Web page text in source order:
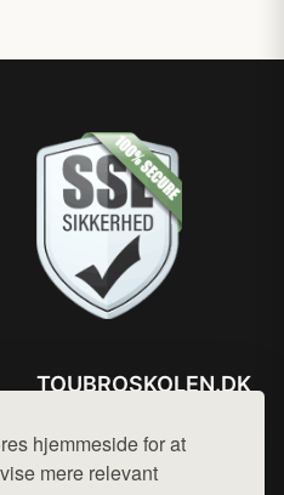
hjemmeside for at
mere relevant
TOUBROSKOLEN.DK
Mail: hej@want.dk